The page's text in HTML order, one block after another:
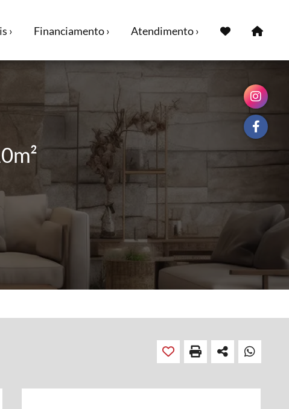
› Financiamento › Atendimento ›